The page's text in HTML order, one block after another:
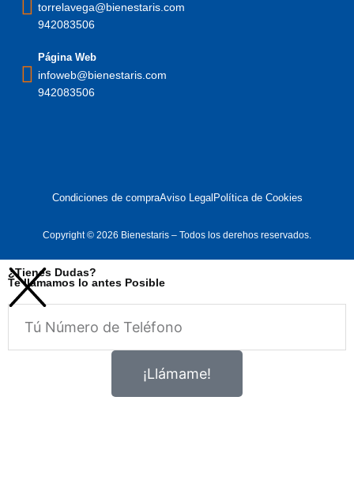
torrelavega@bienestaris.com
942083506
Página Web
infoweb@bienestaris.com
942083506
Copyright © 2026 Bienestaris – Todos los derehos reservados.
Condiciones de compraAviso Legal Política de Cookies
¿Tienes Dudas?
Te llamamos lo antes Posible
¡Llámame!